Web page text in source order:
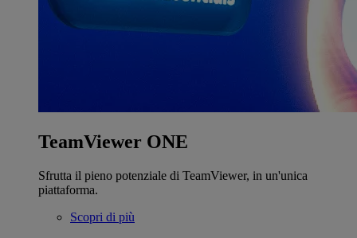
TeamViewer ONE
Sfrutta il pieno potenziale di TeamViewer, in un'unica
piattaforma.
Scopri di più